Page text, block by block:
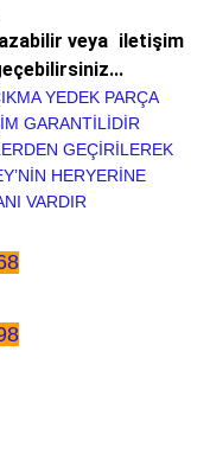
veya iletişim
YEDEK PARÇA
GARANTİLİDİR
GEÇİRİLEREK
HERYERİNE
VARDIR